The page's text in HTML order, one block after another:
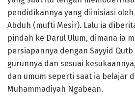
pendidikannya yang diinisiasi oleh
Abduh (mufti Mesir). Lalu ia
pindah ke Darul Ulum, dimana ia
persiapannya dengan Sayyid
gurunnya dan sesuai
dan umum seperti saat ia belajar
Muhammadiyah Ngabean.